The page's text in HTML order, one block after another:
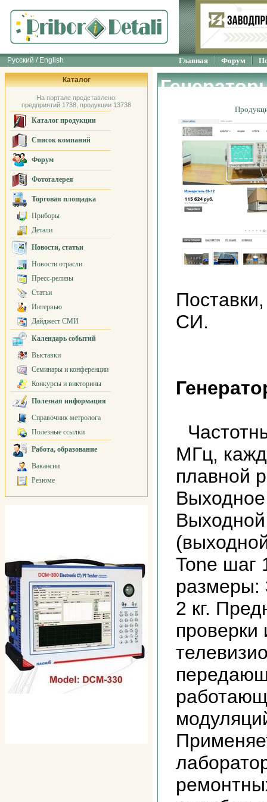
Русский / English Главная Форум
Каталог
На портале представлено:
предприятий 1738, продукции 13738
Каталог продукции
Список компаний
Форум
Фотогалерея
Торговая площадка
Приборы
Детали
Новости, статьи
Новости отрасли
Пресс-релизы
Статьи
Интервью
Дайджест СМИ
Календарь событий
Выставки
Семинары и конференции
Конкурсы и викторины
Полезная информация
Справочник метролога
Полезные ссылки
Работа, образование
Вакансии
Резюме
СИ.
МГц,
плавной
Tone шаг
размеры:
2 кг.
прoверки